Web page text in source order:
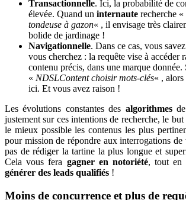
Transactionnelle. Ici, la probabilité de
élevée. Quand un internaute recherche «
tondeuse à gazon« , il envisage très
bolide de jardinage !
Navigationnelle. Dans ce cas, vous
vous cherchez : la requête vise à accéder
contenu précis, dans une marque
« NDSLContent choisir mots-clés« ,
ici. Et vous avez raison !
Les évolutions constantes des algorithmes
justement sur ces intentions de recherche, le
le mieux possible les contenus les plus
pour mission de répondre aux interrogations
pas de rédiger la tartine la plus longue et
Cela vous fera gagner en notoriété, tout en
générer des leads qualifiés !
Moins de concurrence et plus de